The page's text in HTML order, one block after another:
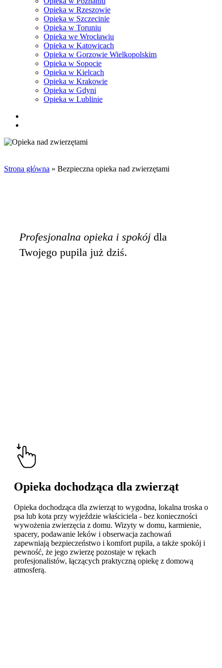
Opieka w Rzeszowie
Opieka w Szczecinie
Opieka w Toruniu
Opieka we Wrocławiu
Opieka w Katowicach
Opieka w Gorzowie Wielkopolskim
Opieka w Sopocie
Opieka w Kielcach
Opieka w Krakowie
Opieka w Gdyni
Opieka w Lublinie
Strona główna » Bezpieczna opieka nad zwierzętami
Profesjonalna opieka i spokój dla
Twojego pupila już dziś.
Opieka dochodząca dla zwierząt
Opieka dochodząca dla zwierząt to wygodna, lokalna troska o
psa lub kota przy wyjeździe właściciela - bez konieczności
wywożenia zwierzęcia z domu. Wizyty w domu, karmienie,
spacery, podawanie leków i obserwacja zachowań
zapewniają bezpieczeństwo i komfort pupila, a także spokój i
pewność, że jego zwierzę pozostaje w rękach
profesjonalistów, łączących praktyczną opiekę z domową
atmosferą.